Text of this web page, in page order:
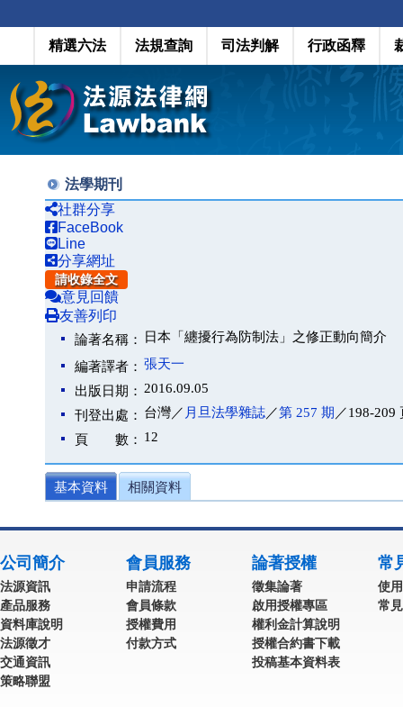
精選六法 法規查詢 司法判解 行政函釋
法學期刊
社群分享
FaceBook
Line
分享網址
請收錄全文
意見回饋
友善列印
論著名稱： 日本「纏擾行為防制法」之修正動向簡介
編著譯者： 張天一
出版日期： 2016.09.05
刊登出處： 台灣／ 月旦法學雜誌／第 257 期 ／198-209
頁 數： 12
基本資料 相關資料
公司簡介
法源資訊
產品服務
資料庫說明
法源徵才
交通資訊
策略聯盟
會員服務
申請流程
會員條款
授權費用
付款方式
論著授權
徵集論著
啟用授權專區
權利金計算說明
授權合約書下載
投稿基本資料表
常
使
常